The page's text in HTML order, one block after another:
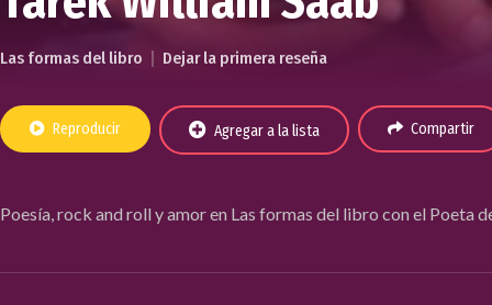
Las formas del libro Dejar la primera reseña
Reproducir Agregar a la lista Compartir
Poesía, rock and roll y amor en Las formas del libro con el Poeta